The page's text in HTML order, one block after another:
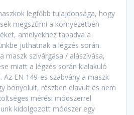
legfőbb tulajdonsága, hogy
megszűrni a környezetben
amelyekhez tapadva a
juthatnak a légzés során.
maszk szivárgása / alászívása,
miatt a légzés során kialakuló
Az EN 149-es szabvány a maszk
bonyolult, részben elavult és nem
mérési módszerrel
kidolgozott módszer egy